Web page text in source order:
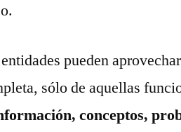
pueden
sólo de aquellas
conceptos,